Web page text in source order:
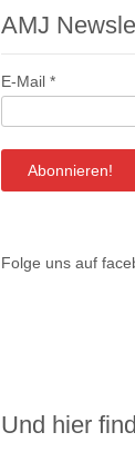
AMJ
E-Mail *
Folge uns auf
Und hier